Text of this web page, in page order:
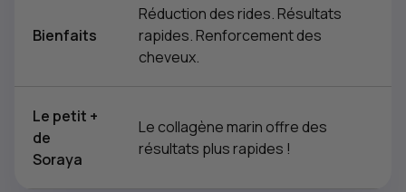
Bienfaits
Réduction des rides. Résultats
rapides. Renforcement des
cheveux.
Le petit +
de
Soraya
Le collagène marin offre des
résultats plus rapides !